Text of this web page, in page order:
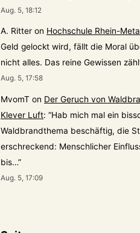
Aug. 5, 18:12
A. Ritter on Hochschule Rhein-
Geld gelockt wird, fällt die Moral
nicht alles. Das reine Gewissen
Aug. 5, 17:58
MvomT on Der Geruch von
Klever Luft: “Hab mich mal ein
Waldbrandthema beschäftig, die
erschreckend: Menschlicher
bis…”
Aug. 5, 17:09